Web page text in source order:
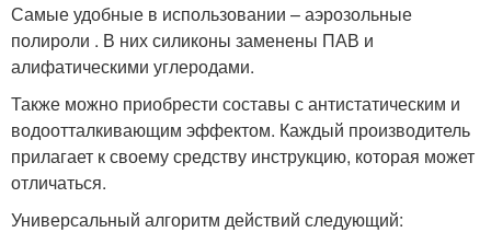
Самые удобные в использовании – аэрозольные
полироли . В них силиконы заменены ПАВ и
алифатическими углеродами.
Также можно приобрести составы с антистатическим и
водоотталкивающим эффектом. Каждый производитель
прилагает к своему средству инструкцию, которая может
отличаться.
Универсальный алгоритм действий следующий: